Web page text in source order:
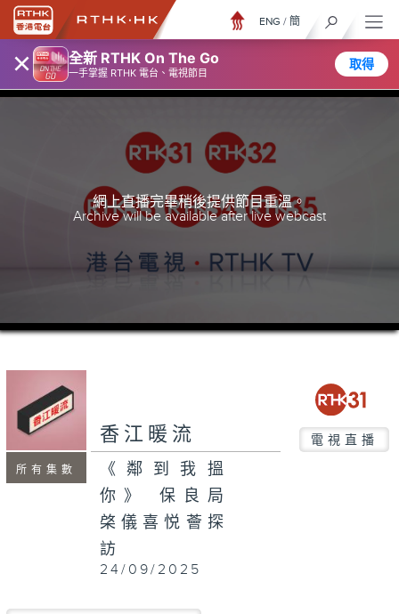
× 全新 RTHK On The Go
一手掌握 RTHK 電台、電視節目
取得
ENG / 簡
網上直播完畢稍後提供節目重溫。
Archive will be available after live webcast
所有集數
香江暖流 電視直播
《鄰到我搵
你》 保良局
棨儀喜悦薈探
訪
24/09/2025